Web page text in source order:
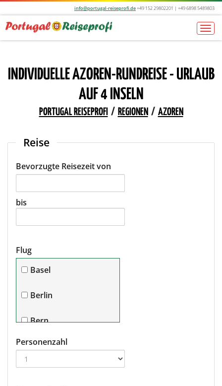
info@portugal-reiseprofi.de+49 152 29802201 | +49 6898 5489803
INDIVIDUELLE AZOREN-RUNDREISE - URLAUB
AUF 4 INSELN
PORTUGAL REISEPROFI / REGIONEN/ AZOREN
Reise
Bevorzugte Reisezeit von
bis
Flug
Basel
Berlin
Bern
Bremen
Dortmund/Paderborn
Personenzahl